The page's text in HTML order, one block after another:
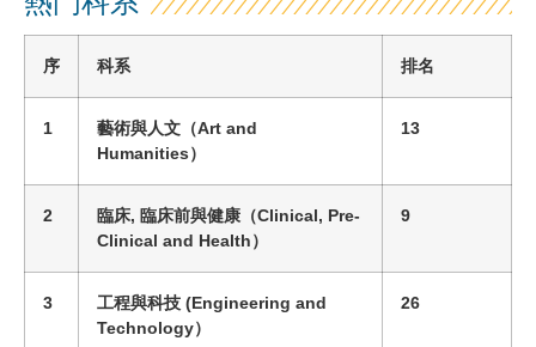
序 科系 排名
1 藝術與人文 （Art and
Humanities）
13
2 臨床, 臨床前與健康 （Clinical, Pre-
Clinical and Health）
9
3 工程與科技 (Engineering and
Technology）
26